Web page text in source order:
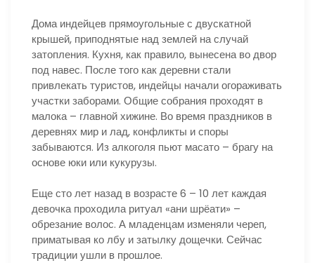
Дома индейцев прямоугольные с двускатной
крышей, приподнятые над землей на случай
затопления. Кухня, как правило, вынесена во двор
под навес. После того как деревни стали
привлекать туристов, индейцы начали огораживать
участки заборами. Общие собрания проходят в
малока – главной хижине. Во время праздников в
деревнях мир и лад, конфликты и споры
забываются. Из алкоголя пьют масато – брагу на
основе юки или кукурузы.
Еще сто лет назад в возрасте 6 – 10 лет каждая
девочка проходила ритуал «ани шрёати» –
обрезание волос. А младенцам изменяли череп,
приматывая ко лбу и затылку дощечки. Сейчас
традиции ушли в прошлое.